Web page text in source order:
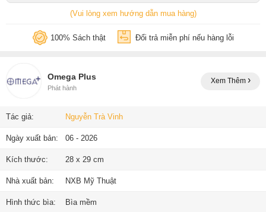
(Vui lòng xem hướng dẫn mua hàng)
100% Sách thật Đổi trả miễn phí nếu hàng lỗi
Omega Plus
Phát hành
Xem Thêm
Tác giả: Nguyễn Trà Vinh
Ngày xuất bản: 06 - 2026
Kích thước: 28 x 29 cm
Nhà xuất bản: NXB Mỹ Thuật
Hình thức bìa: Bìa mềm